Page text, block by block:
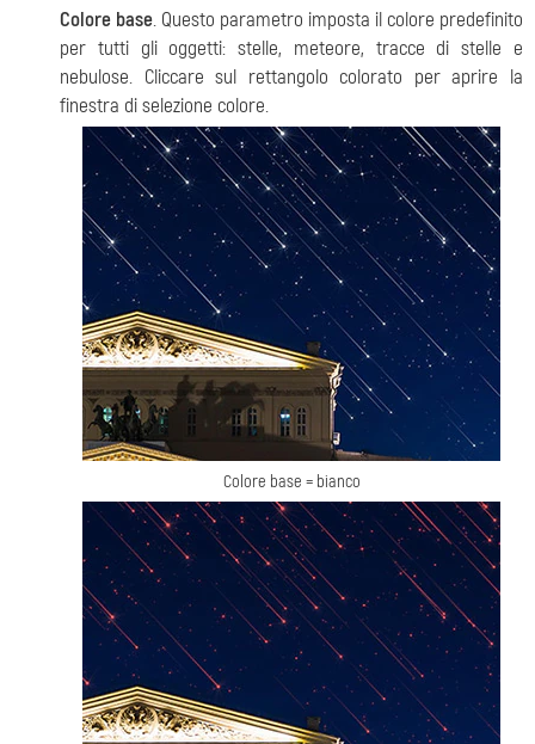
Colore base. Questo parametro imposta il colore predefinito
per tutti gli oggetti: stelle, meteore, tracce di stelle e
nebulose. Cliccare sul rettangolo colorato per aprire la
finestra di selezione colore.
Colore base = bianco